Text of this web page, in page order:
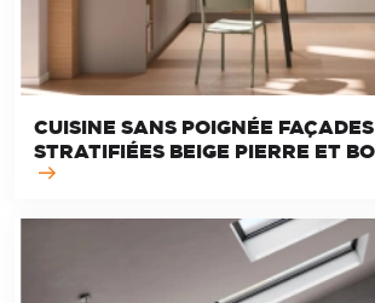
CUISINE SANS POIGNÉE FAÇADES
STRATIFIÉES BEIGE PIERRE ET